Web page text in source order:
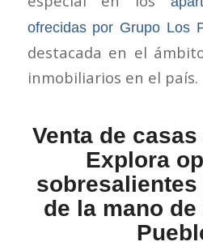
ofrecidas por Grupo Los
destacada en el
inmobiliarios en el país.
Venta de
Explora
sobresalientes
de la mano